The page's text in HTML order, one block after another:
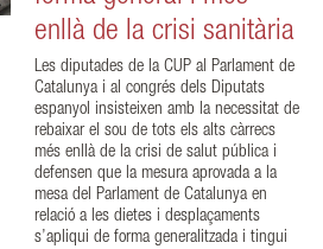
enllà de la crisi sanitària
Les diputades de la CUP al Parlament de
Catalunya i al congrés dels Diputats
espanyol insisteixen amb la necessitat de
rebaixar el sou de tots els alts càrrecs
més enllà de la crisi de salut pública i
defensen que la mesura aprovada a la
mesa del Parlament de Catalunya en
relació a les dietes i desplaçaments
s’apliqui de forma generalitzada i tingui